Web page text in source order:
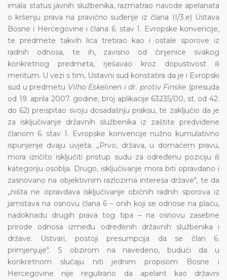
imala status javnih službenika, razmatrao navode apelanata
o kršenju prava na pravično suđenje iz člana II/3.e) Ustava
Bosne i Hercegovine i člana 6. stav 1. Evropske konvencije,
te predmete takvih lica tretirao kao i ostale sporove iz
radnih odnosa, te ih, zavisno od činjenice svakog
konkretnog predmeta, rješavao kroz dopustivost ili
meritum. U vezi s tim, Ustavni sud konstatira da je i Evropski
sud u predmetu Vilho Eskelinen i dr. protiv Finske (presuda
od 19. aprila 2007. godine, broj aplikacije 63235/00, st. od 42.
do 62) preispitao svoju dosadašnju praksu, te zaključio da je
za isključivanje državnih službenika iz zaštite predviđene
članom 6. stav 1. Evropske konvencije nužno kumulativno
ispunjenje dvaju uvjeta. „Prvo, država, u domaćem pravu,
mora izričito isključiti pristup sudu za određenu poziciju ili
kategoriju osoblja. Drugo, isključivanje mora biti opravdano i
zasnovano na objektivnim razlozima interesa države", te da
„ništa ne opravdava isključivanje običnih radnih sporova iz
jamstava na osnovu člana 6 – onih koji se odnose na plaću,
nadoknadu drugih prava tog tipa – na osnovu zasebne
prirode odnosa između određenih državnih službenika i
države. Ustvari, postoji presumpcija da se član 6.
primjenjuje". S obzirom na navedeno, budući da u
konkretnom slučaju niti jednim propisom Bosne i
Hercegovine nije regulirano da apelant kao državni